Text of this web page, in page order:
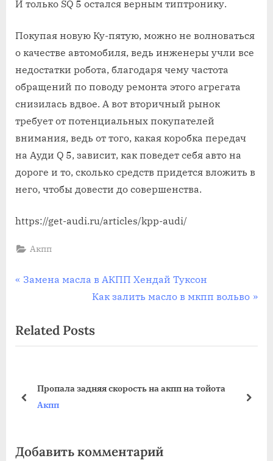
И только SQ 5 остался верным типтронику.
Покупая новую Ку-пятую, можно не волноваться
о качестве автомобиля, ведь инженеры учли все
недостатки робота, благодаря чему частота
обращений по поводу ремонта этого агрегата
снизилась вдвое. А вот вторичный рынок
требует от потенциальных покупателей
внимания, ведь от того, какая коробка передач
на Ауди Q 5, зависит, как поведет себя авто на
дороге и то, сколько средств придется вложить в
него, чтобы довести до совершенства.
https://get-audi.ru/articles/kpp-audi/
Акпп
Навигация
записям
P
v
i
s
s
Замена масла в АКПП Хендай Туксон
N
x
t
Как залить масло в мкпп вольво
Related Posts
Пропала задняя скорость на акпп на тойота
Акпп
prev next
Добавить комментарий